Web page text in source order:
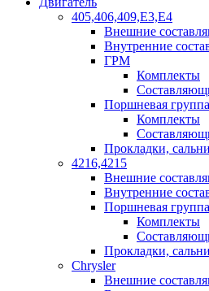
405,406,409,Е3,Е4
Внешние
Внутренние
ГРМ
Комплекты
Поршневая группа
Комплекты
Прокладки,
4216,4215
Внешние
Внутренние
Поршневая группа
Комплекты
Прокладки,
Chrysler
Внешние